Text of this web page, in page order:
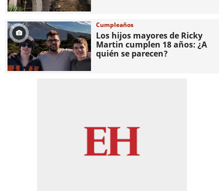
Cumpleaños
Los hijos mayores de Ricky
Martin cumplen 18 años: ¿A
quién se parecen?